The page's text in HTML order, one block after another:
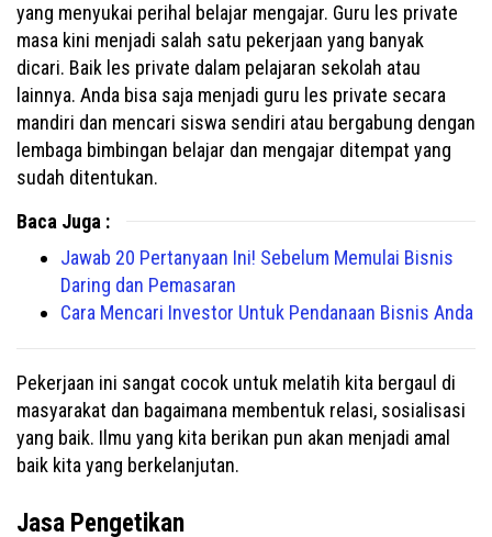
yang menyukai perihal belajar mengajar. Guru les private
masa kini menjadi salah satu pekerjaan yang banyak
dicari. Baik les private dalam pelajaran sekolah atau
lainnya. Anda bisa saja menjadi guru les private secara
mandiri dan mencari siswa sendiri atau bergabung dengan
lembaga bimbingan belajar dan mengajar ditempat yang
sudah ditentukan.
Baca Juga :
Jawab 20 Pertanyaan Ini! Sebelum Memulai Bisnis
Daring dan Pemasaran
Cara Mencari Investor Untuk Pendanaan Bisnis Anda
Pekerjaan ini sangat cocok untuk melatih kita bergaul di
masyarakat dan bagaimana membentuk relasi, sosialisasi
yang baik. Ilmu yang kita berikan pun akan menjadi amal
baik kita yang berkelanjutan.
Jasa Pengetikan